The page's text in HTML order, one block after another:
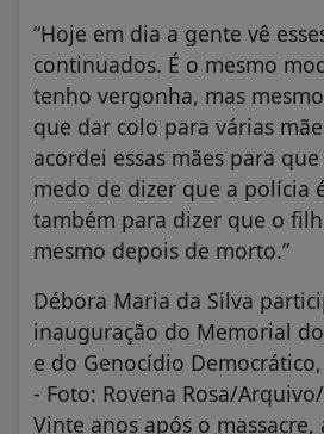
“Hoje em dia a gente vê
continuados. É o mesmo
tenho vergonha, mas
que dar colo para várias
acordei essas mães para
medo de dizer que a polícia
também para dizer que o
mesmo depois de morto.”
Débora Maria da Silva
inauguração do Memorial
e do Genocídio
- Foto: Rovena Rosa/
Vinte anos após o massacre,